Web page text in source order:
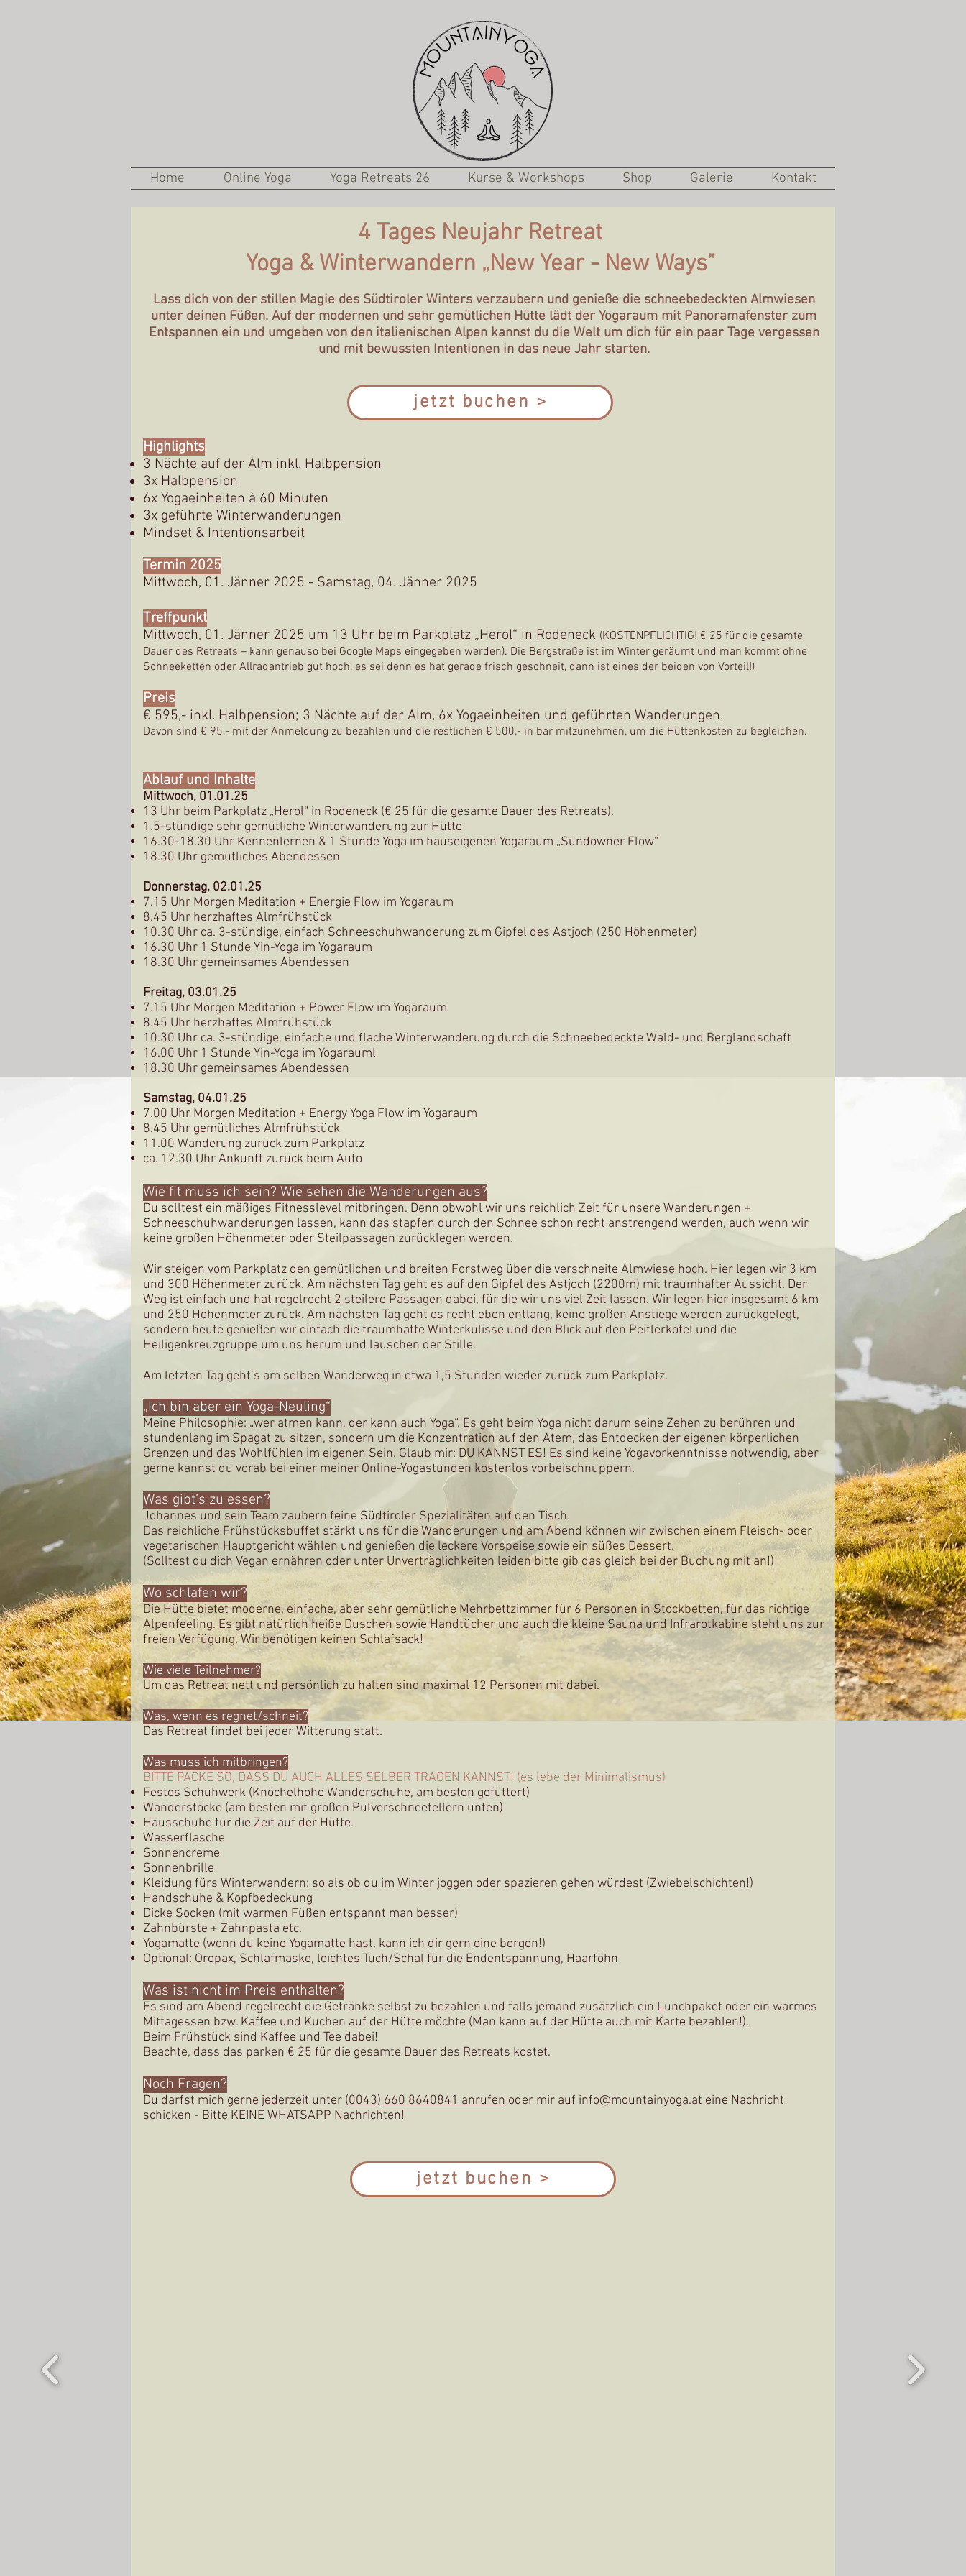
Home Online Yoga Yoga Retreats 26 Kurse & Workshops Shop Galerie Kontakt
4 Tages Neujahr Retreat
Yoga & Winterwandern „New Year - New Ways”
Lass dich von der stillen Magie des Südtiroler Winters verzaubern und genieße die schneebedeckten Almwiesen
unter deinen Füßen. Auf der modernen und sehr gemütlichen Hütte lädt der Yogaraum mit Panoramafenster zum
Entspannen ein und umgeben von den italienischen Alpen kannst du die Welt um dich für ein paar Tage vergessen
und mit bewussten Intentionen in das neue Jahr starten.
Highlights
3 Nächte auf der Alm inkl. Halbpension
3x Halbpension
6x Yogaeinheiten à 60 Minuten
3x geführte Winterwanderungen
Mindset & Intentionsarbeit
Termin 2025
Mittwoch, 01. Jänner 2025 - Samstag, 04. Jänner 2025
Treffpunkt
Mittwoch, 01 . Jänner 2025 um 13 Uhr beim Parkplatz „Herol“ in Rodeneck (KOSTENPFLICHTIG! € 25 für die gesamte
Dauer des Retreats – kann genauso bei Google Maps eingegeben werden). Die Bergstraße ist im Winter geräumt und man kommt ohne
Schneeketten oder Allradantrieb gut hoch, es sei denn es hat gerade frisch geschneit, dann ist eines der beiden von Vorteil!)
Preis
€ 595,- inkl. Halbpension; 3 Nächte auf der Alm, 6x Yogaeinheiten und geführten Wanderungen.
Davon sind € 95,- mit der Anmeldung zu bezahlen und die restlichen € 500,- in bar mitzunehmen, um die Hüttenkosten zu begleichen.
Ablauf und Inhalte
Mittwoch, 01.01.25
13 Uhr beim Parkplatz „Herol“ in Rodeneck (€ 25 für die gesamte Dauer des Retreats).
1.5-stündige sehr gemütliche Winterwanderung zur Hütte
16.30-18.30 Uhr Kennenlernen & 1 Stunde Yoga im hauseigenen Yogaraum „Sundowner Flow“
18.30 Uhr gemütliches Abendessen
Donnerstag, 02.01.25
7.15 Uhr Morgen Meditation + Energie Flow im Yogaraum
8.45 Uhr herzhaftes Almfrühstück
10.30 Uhr ca. 3-stündige, einfach Schneeschuhwanderung zum Gipfel des Astjoch (250 Höhenmeter)
16.30 Uhr 1 Stunde Yin-Yoga im Yogaraum
18.30 Uhr gemeinsames Abendessen
Freitag, 03.01.25
7.15 Uhr Morgen Meditation + Power Flow im Yogaraum
8.45 Uhr herzhaftes Almfrühstück
10.30 Uhr ca. 3-stündige, einfache und flache Winterwanderung durch die Schneebedeckte Wald- und Berglandschaft
16.00 Uhr 1 Stunde Yin-Yoga im Yogarauml
18.30 Uhr gemeinsames Abendessen
Samstag, 04.01.25
7.00 Uhr Morgen Meditation + Energy Yoga Flow im Yogaraum
8.45 Uhr gemütliches Almfrühstück
11.00 Wanderung zurück zum Parkplatz
ca. 12.30 Uhr Ankunft zurück beim Auto
Wie fit muss ich sein? Wie sehen die Wanderungen aus?
Du solltest ein mäßiges Fitnesslevel mitbringen. Denn obwohl wir uns reichlich Zeit für unsere Wanderungen +
Schneeschuhwanderungen lassen, kann das stapfen durch den Schnee schon recht anstrengend werden, auch wenn wir
keine großen Höhenmeter oder Steilpassagen zurücklegen werden.
Wir steigen vom Parkplatz den gemütlichen und breiten Forstweg über die verschneite Almwiese hoch. Hier legen wir 3 km
und 300 Höhenmeter zurück. Am nächsten Tag geht es auf den Gipfel des Astjoch (2200m) mit traumhafter Aussicht. Der
Weg ist einfach und hat regelrecht 2 steilere Passagen dabei, für die wir uns viel Zeit lassen. Wir legen hier insgesamt 6 km
und 250 Höhenmeter zurück. Am nächsten Tag geht es recht eben entlang, keine großen Anstiege werden zurückgelegt,
sondern heute genießen wir einfach die traumhafte Winterkulisse und den Blick auf den Peitlerkofel und die
Heiligenkreuzgruppe um uns herum und lauschen der Stille.
Am letzten Tag geht’s am selben Wanderweg in etwa 1,5 Stunden wieder zurück zum Parkplatz.
„Ich bin aber ein Yoga-Neuling“
Meine Philosophie: „wer atmen kann, der kann auch Yoga“. Es geht beim Yoga nicht darum seine Zehen zu berühren und
stundenlang im Spagat zu sitzen, sondern um die Konzentration auf den Atem, das Entdecken der eigenen körperlichen
Grenzen und das Wohlfühlen im eigenen Sein. Glaub mir: DU KANNST ES! Es sind keine Yogavorkenntnisse notwendig, aber
gerne kannst du vorab bei einer meiner Online-Yogastunden kostenlos vorbeischnuppern.
Was gibt’s zu essen?
Johannes und sein Team zaubern feine Südtiroler Spezialitäten auf den Tisch.
Das reichliche Frühstücksbuffet stärkt uns für die Wanderungen und am Abend können wir zwischen einem Fleisch- oder
vegetarischen Hauptgericht wählen und genießen die leckere Vorspeise sowie ein süßes Dessert.
(Solltest du dich Vegan ernähren oder unter Unverträglichkeiten leiden bitte gib das gleich bei der Buchung mit an!)
Wo schlafen wir?
Die Hütte bietet moderne, einfache, aber sehr gemütliche Mehrbettzimmer für 6 Personen in Stockbetten, für das richtige
Alpenfeeling. Es gibt natürlich heiße Duschen sowie Handtücher und auch die kleine Sauna und Infrarotkabine steht uns zur
freien Verfügung. Wir benötigen keinen Schlafsack!
Wie viele Teilnehmer?
Um das Retreat nett und persönlich zu halten sind maximal 12 Personen mit dabei.
Was, wenn es regnet/schneit?
Das Retreat findet bei jeder Witterung statt.
Was muss ich mitbringen?
BITTE PACKE SO, DASS DU AUCH ALLES SELBER TRAGEN KANNST! (es lebe der Minimalismus)
Festes Schuhwerk (Knöchelhohe Wanderschuhe, am besten gefüttert)
Wanderstöcke (am besten mit großen Pulverschneetellern unten)
Hausschuhe für die Zeit auf der Hütte.
Wasserflasche
Sonnencreme
Sonnenbrille
Kleidung fürs Winterwandern: so als ob du im Winter joggen oder spazieren gehen würdest (Zwiebelschichten!)
Handschuhe & Kopfbedeckung
Dicke Socken (mit warmen Füßen entspannt man besser)
Zahnbürste + Zahnpasta etc.
Yogamatte (wenn du keine Yogamatte hast, kann ich dir gern eine borgen!)
Optional: Oropax, Schlafmaske, leichtes Tuch/Schal für die Endentspannung, Haarföhn
Was ist nicht im Preis enthalten?
Es sind am Abend regelrecht die Getränke selbst zu bezahlen und falls jemand zusätzlich ein Lunchpaket oder ein warmes
Mittagessen bzw. Kaffee und Kuchen auf der Hütte möchte (Man kann auf der Hütte auch mit Karte bezahlen!).
Beim Frühstück sind Kaffee und Tee dabei!
Beachte, dass das parken € 25 für die gesamte Dauer des Retreats kostet.
Noch Fragen?
Du darfst mich gerne jederzeit unter (0043) 660 8640841 anrufen oder mir auf info@mountainyoga.at eine Nachricht
schicken - Bitte KEINE WHATSAPP Nachrichten!
jetzt buchen >
jetzt buchen >